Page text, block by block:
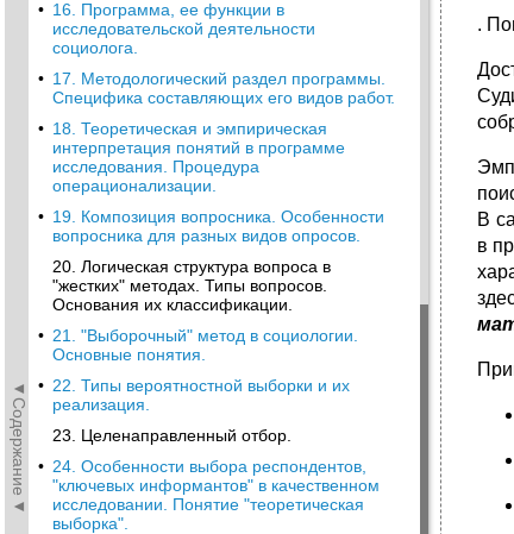
◄Содержание◄
• 16. Программа, ее функции в
исследовательской деятельности
социолога.
• 17. Методологический раздел программы.
Специфика составляющих его видов работ.
• 18. Теоретическая и эмпирическая
интерпретация понятий в программе
исследования. Процедура
операционализации.
• 19. Композиция вопросника. Особенности
вопросника для разных видов опросов.
20. Логическая структура вопроса в
"жестких" методах. Типы вопросов.
Основания их классификации.
• 21. "Выборочный" метод в социологии.
Основные понятия.
• 22. Типы вероятностной выборки и их
реализация.
23. Целенаправленный отбор.
• 24. Особенности выбора респондентов,
"ключевых информантов" в качественном
исследовании. Понятие "теоретическая
выборка".
.
В
в